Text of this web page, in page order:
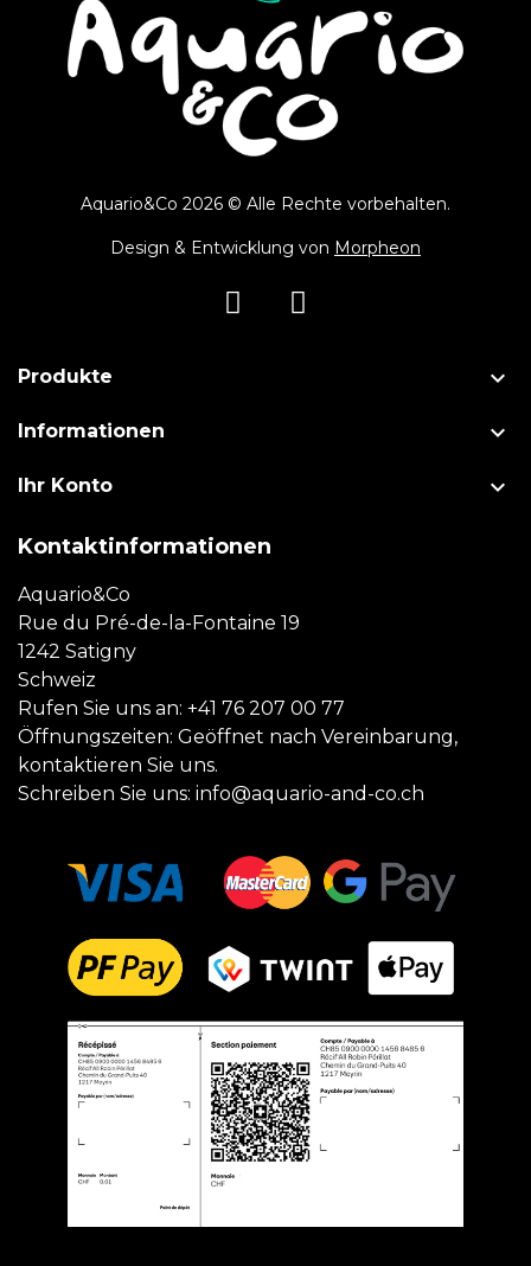
Aquario&Co 2026 © Alle Rechte vorbehalten.
Design & Entwicklung von Morpheon
Produkte 
Informationen 
Ihr Konto 
Kontaktinformationen
Aquario&Co
Rue du Pré-de-la-Fontaine 19
1242 Satigny
Schweiz
Rufen Sie uns an: +41 76 207 00 77
Öffnungszeiten: Geöffnet nach Vereinbarung,
kontaktieren Sie uns.
Schreiben Sie uns: info@aquario-and-co.ch